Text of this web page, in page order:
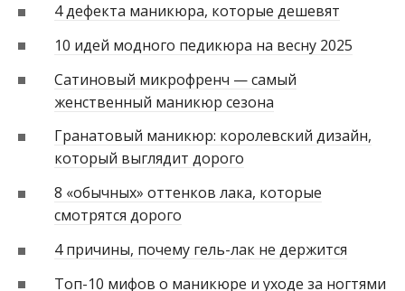
4 дефекта маникюра, которые дешевят
10 идей модного педикюра на весну 2025
Сатиновый микрофренч — самый
женственный маникюр сезона
Гранатовый маникюр: королевский дизайн,
который выглядит дорого
8 «обычных» оттенков лака, которые
смотрятся дорого
4 причины, почему гель-лак не держится
Топ-10 мифов о маникюре и уходе за ногтями